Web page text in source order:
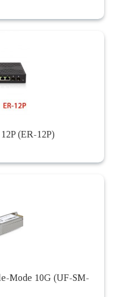
(ER-12P)
Mode 10G (UF-SM-